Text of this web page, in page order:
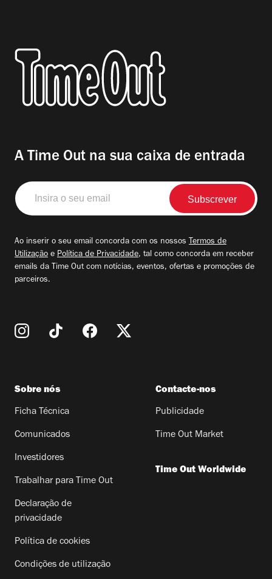
A Time Out na sua caixa de entrada
Insira
o
seu
Ao inserir o seu email concorda com os nossos Termos de
Utilização e Política de Privacidade, tal como concorda em receber
emails da Time Out com notícias, eventos, ofertas e promoções de
parceiros.
Sobre nós
Ficha Técnica
Comunicados
Investidores
Trabalhar para Time Out
Declaração de
privacidade
Política de cookies
Condições de utilização
Contacte-nos
Publicidade
Time Out Market
Time Out Worldwide